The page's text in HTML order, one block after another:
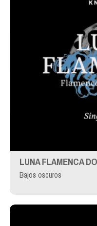
LUNA FLAMENCA
Bajos oscuros